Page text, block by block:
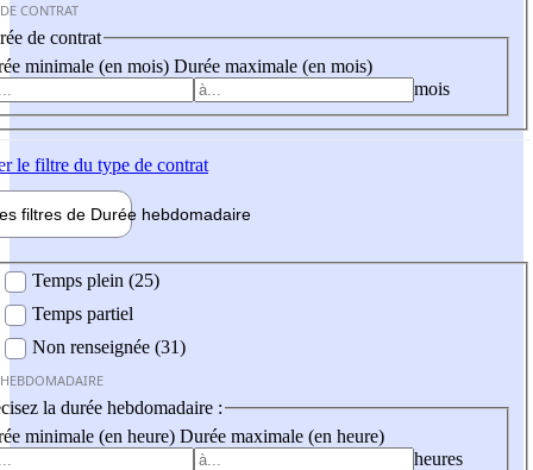
CONTRAT
de contrat
minimale (en mois) Durée maximale (en mois)
mois
le filtre du type de contrat
filtres de Durée hebdomadaire
Temps plein (25)
Temps partiel
Non renseignée (31)
la durée hebdomadaire :
minimale (en heure) Durée maximale (en heure)
heures